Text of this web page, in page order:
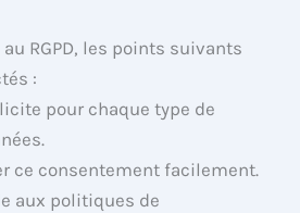
RGPD, les points suivants
:
pour chaque type de
ce consentement facilement.
aux politiques de